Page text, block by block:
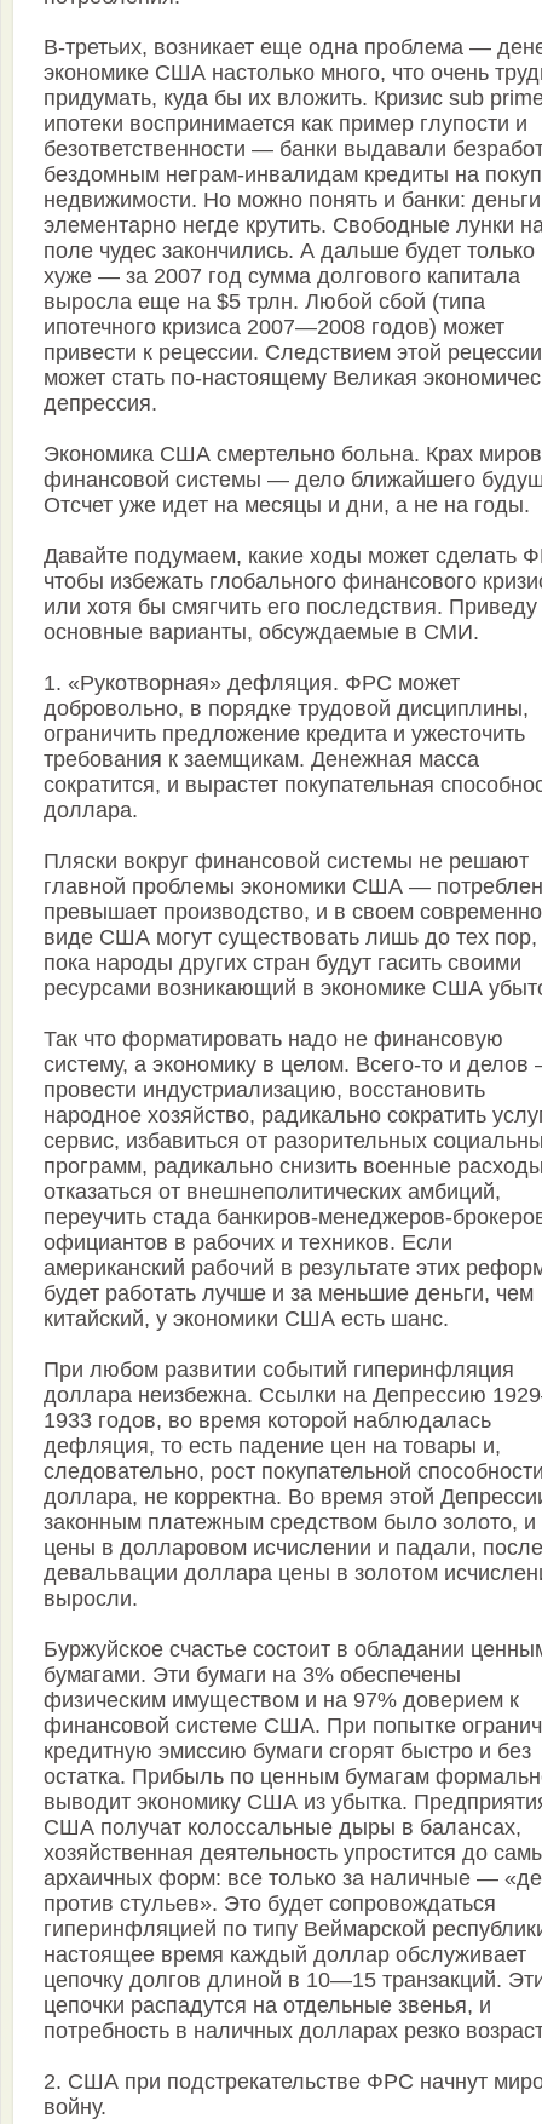
В-третьих, возникает еще одна проблема —
экономике США настолько много, что очень
придумать, куда бы их вложить. Кризис sub
ипотеки воспринимается как пример глупости и
безответственности — банки выдавали
бездомным неграм-инвалидам кредиты на
недвижимости. Но можно понять и банки: деньги
элементарно негде крутить. Свободные лунки
поле чудес закончились. А дальше будет только
хуже — за 2007 год сумма долгового капитала
выросла еще на $5 трлн. Любой сбой (типа
ипотечного кризиса 2007—2008 годов) может
привести к рецессии. Следствием этой рецессии
может стать по-настоящему Великая
депрессия.
Экономика США смертельно больна. Крах
финансовой системы — дело ближайшего
Отсчет уже идет на месяцы и дни, а не на годы.
Давайте подумаем, какие ходы может сделать
чтобы избежать глобального финансового
или хотя бы смягчить его последствия. Приведу
основные варианты, обсуждаемые в СМИ.
1. «Рукотворная» дефляция. ФРС может
добровольно, в порядке трудовой дисциплины,
ограничить предложение кредита и ужесточить
требования к заемщикам. Денежная масса
сократится, и вырастет покупательная
доллара.
Пляски вокруг финансовой системы не решают
главной проблемы экономики США —
превышает производство, и в своем
виде США могут существовать лишь до тех пор,
пока народы других стран будут гасить своими
ресурсами возникающий в экономике США
Так что форматировать надо не финансовую
систему, а экономику в целом. Всего-то и
провести индустриализацию, восстановить
народное хозяйство, радикально сократить
сервис, избавиться от разорительных
программ, радикально снизить военные
отказаться от внешнеполитических амбиций,
переучить стада банкиров-менеджеров-
официантов в рабочих и техников. Если
американский рабочий в результате этих
будет работать лучше и за меньшие деньги, чем
китайский, у экономики США есть шанс.
При любом развитии событий гиперинфляция
доллара неизбежна. Ссылки на Депрессию
1933 годов, во время которой наблюдалась
дефляция, то есть падение цен на товары и,
следовательно, рост покупательной
доллара, не корректна. Во время этой
законным платежным средством было золото, и
цены в долларовом исчислении и падали, после
девальвации доллара цены в золотом
выросли.
Буржуйское счастье состоит в обладании
бумагами. Эти бумаги на 3% обеспечены
физическим имуществом и на 97% доверием к
финансовой системе США. При попытке
кредитную эмиссию бумаги сгорят быстро и без
остатка. Прибыль по ценным бумагам
выводит экономику США из убытка.
США получат колоссальные дыры в балансах,
хозяйственная деятельность упростится до
архаичных форм: все только за наличные —
против стульев». Это будет сопровождаться
гиперинфляцией по типу Веймарской
настоящее время каждый доллар обслуживает
цепочку долгов длиной в 10—15 транзакций.
цепочки распадутся на отдельные звенья, и
потребность в наличных долларах резко
2. США при подстрекательстве ФРС начнут
войну.